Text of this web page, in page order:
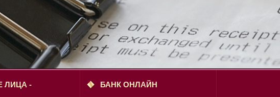
ЛИЦА -
БАНК ОНЛАЙН